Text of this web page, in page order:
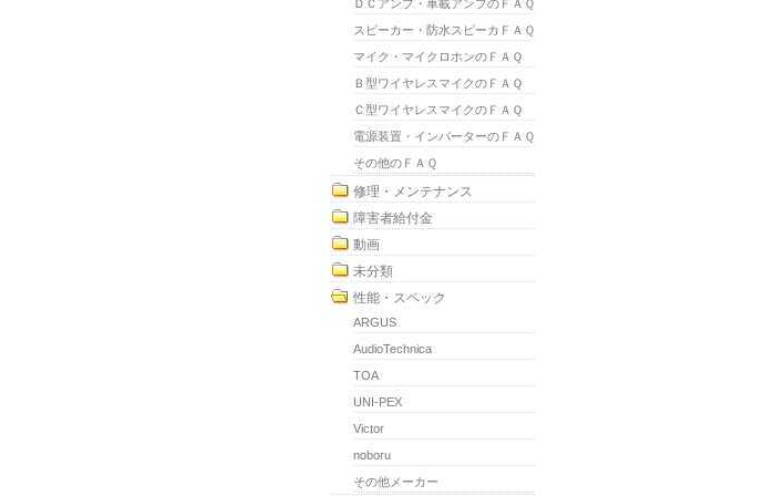
ＤＣアンプ・車載アンプのＦＡＱ
スピーカー・防水スピーカＦＡＱ
マイク・マイクロホンのＦＡＱ
Ｂ型ワイヤレスマイクのＦＡＱ
Ｃ型ワイヤレスマイクのＦＡＱ
電源装置・インバーターのＦＡＱ
その他のＦＡＱ
修理・メンテナンス
障害者給付金
動画
未分類
性能・スペック
ARGUS
AudioTechnica
TOA
UNI-PEX
Victor
noboru
その他メーカー